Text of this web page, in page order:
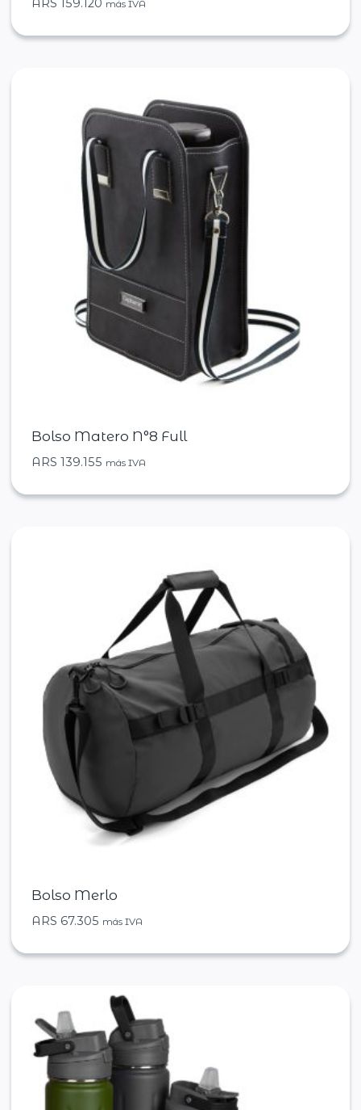
ARS 159.120 más IVA
Bolso Matero N°8 Full
ARS 139.155 más IVA
Bolso Merlo
ARS 67.305 más IVA